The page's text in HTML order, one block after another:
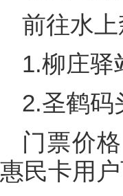
前往水上
1.柳庄驿
2.圣鹤码
门票价
惠民卡用